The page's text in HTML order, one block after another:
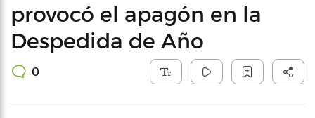
provocó el apagón en la
Despedida de Año
0